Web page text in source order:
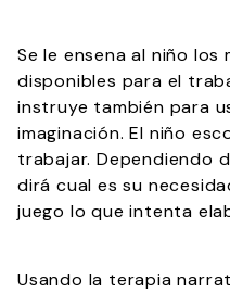
Se le ensena al niño
disponibles para el
instruye también para
imaginación. El niño
trabajar. Dependiendo
dirá cual es su
juego lo que intenta
Usando la terapia